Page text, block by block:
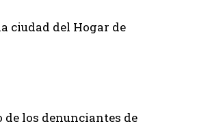
ciudad del Hogar de
de los denunciantes de